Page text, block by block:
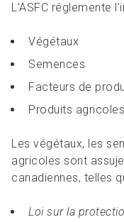
L’ASFC réglemente
Végétaux
Semences
Facteurs de
Produits agricoles
Les végétaux, les
agricoles sont
canadiennes, telles
Loi sur la